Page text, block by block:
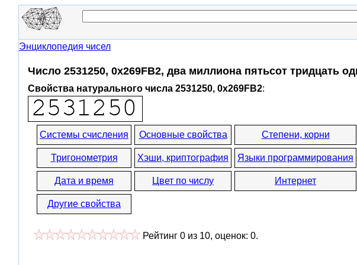
Энциклопедия чисел
Число 2531250, 0x269FB2, два миллиона пятьсот тридцать
Свойства натурального числа 2531250, 0x269FB2:
Системы счисления Основные свойства Степени, корни
Тригонометрия Хэши, криптография Языки программирования
Дата и время Цвет по числу Интернет
Другие свойства
Рейтинг 0 из 10, оценок: 0.